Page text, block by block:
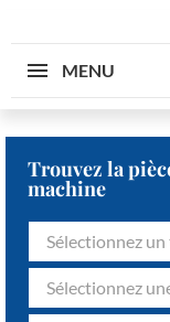
MENU
Trouvez la
machine
Sélectionnez
Sélectionnez